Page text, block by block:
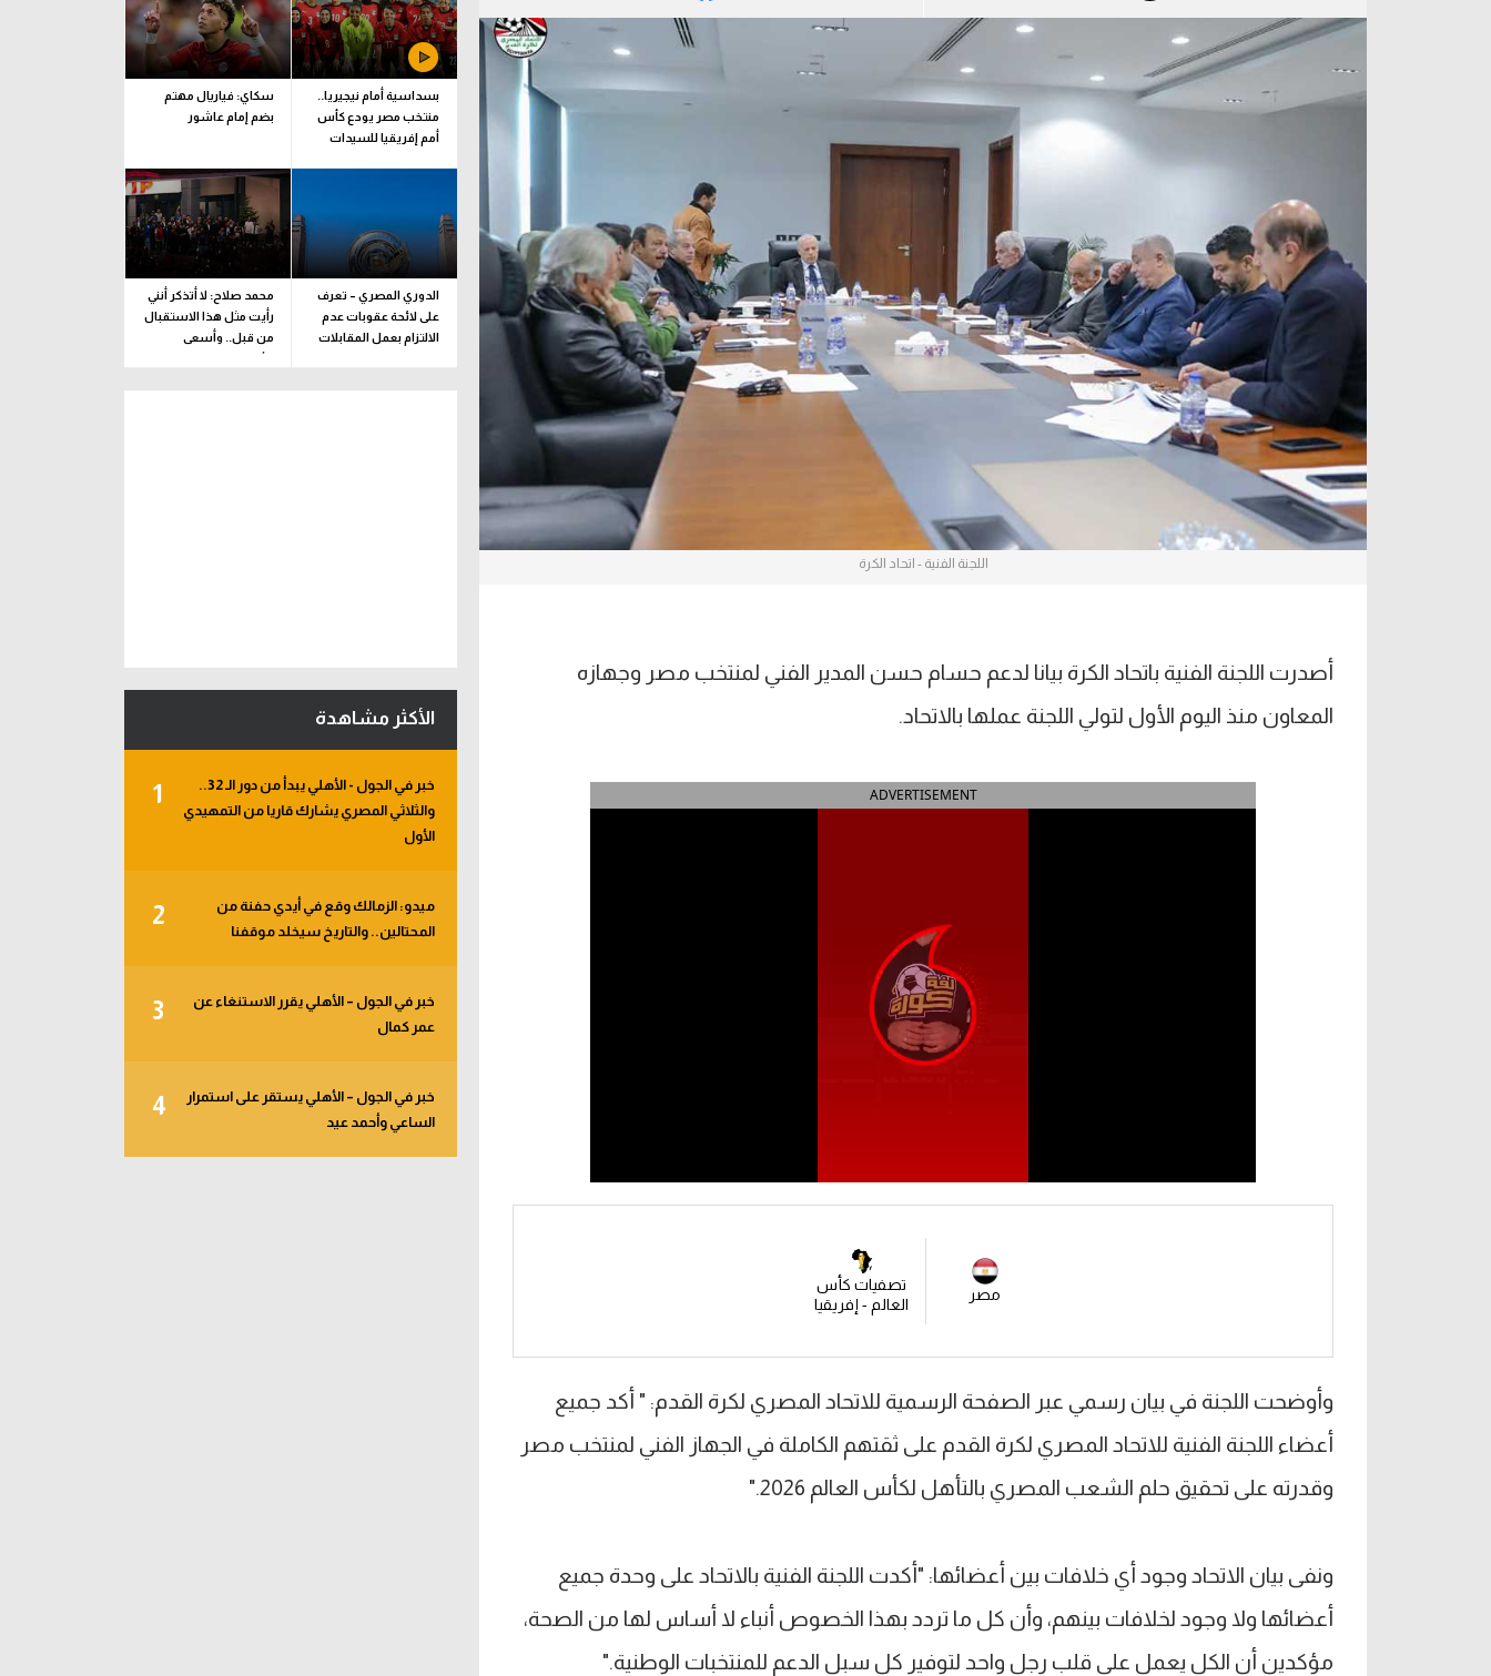
آراء حرة
ركن الألعاب
الدوري السعودي للمحترفين
دوري أبطال أوروبا
دوري أبطال إفريقيا
دوري أبطال أوروبا
آسيا
ركن الألعاب
اللجنة الفنية - اتحاد الكرة
أصدرت اللجنة الفنية باتحاد الكرة بيانا لدعم حسام حسن المدير الفني لمنتخب مصر وجهازه
المعاون منذ اليوم الأول لتولي اللجنة عملها بالاتحاد.
ADVERTISEMENT
مصر
تصفيات كأس
العالم - إفريقيا
وأوضحت اللجنة في بيان رسمي عبر الصفحة الرسمية للاتحاد المصري لكرة القدم: " أكد جميع
أعضاء اللجنة الفنية للاتحاد المصري لكرة القدم على ثقتهم الكاملة في الجهاز الفني لمنتخب مصر
وقدرته على تحقيق حلم الشعب المصري بالتأهل لكأس العالم 2026."
ونفى بيان الاتحاد وجود أي خلافات بين أعضائها: "أكدت اللجنة الفنية بالاتحاد على وحدة جميع
أعضائها ولا وجود لخلافات بينهم، وأن كل ما تردد بهذا الخصوص أنباء لا أساس لها من الصحة،
مؤكدين أن الكل يعمل على قلب رجل واحد لتوفير كل سبل الدعم للمنتخبات الوطنية."
بسداسية أمام نيجيريا..
منتخب مصر يودع كأس
أمم إفريقيا للسيدات
سكاي: فياريال مهتم
بضم إمام عاشور
الدوري المصري – تعرف
على لائحة عقوبات عدم
الالتزام بعمل المقابلات
محمد صلاح: لا أتذكر أنني
رأيت مثل هذا الاستقبال
من قبل.. وأسعى
للألقاب مع الفريق
الأكثر مشاهدة
1
خبر في الجول - الأهلي يبدأ من دور الـ 32..
والثلاثي المصري يشارك قاريا من التمهيدي
الأول
2
ميدو: الزمالك وقع في أيدي حفنة من
المحتالين.. والتاريخ سيخلد موقفنا
3
خبر في الجول – الأهلي يقرر الاستنغاء عن
عمر كمال
4
خبر في الجول – الأهلي يستقر على استمرار
الساعي وأحمد عيد